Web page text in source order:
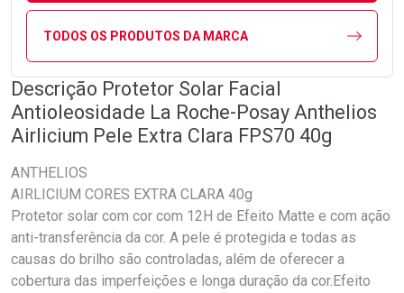
TODOS OS PRODUTOS DA MARCA
Descrição Protetor Solar Facial
Antioleosidade La Roche-Posay Anthelios
Airlicium Pele Extra Clara FPS70 40g
ANTHELIOS
AIRLICIUM CORES EXTRA CLARA 40g
Protetor solar com cor com 12H de Efeito Matte e com ação
anti-transferência da cor. A pele é protegida e todas as
causas do brilho são controladas, além de oferecer a
cobertura das imperfeições e longa duração da cor.Efeito